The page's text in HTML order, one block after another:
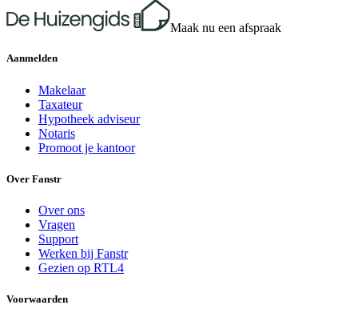
Maak nu een afspraak
Aanmelden
Makelaar
Taxateur
Hypotheek adviseur
Notaris
Promoot je kantoor
Over Fanstr
Over ons
Vragen
Support
Werken bij Fanstr
Gezien op RTL4
Voorwaarden